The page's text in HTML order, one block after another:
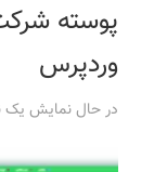
پوسته
وردپرس
در حال نمایش یک